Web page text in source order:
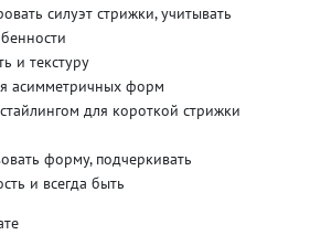
силуэт стрижки, учитывать
и текстуру
асимметричных форм
для короткой стрижки
форму, подчеркивать
и всегда быть